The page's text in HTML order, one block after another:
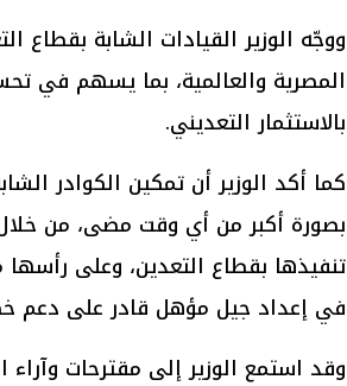
ووجّه الوزير القيادات الشابة بقطاع
المصرية والعالمية، بما يسهم في
بالاستثمار التعديني.
كما أكد الوزير أن تمكين الكوادر
بصورة أكبر من أي وقت مضى، من
تنفيذها بقطاع التعدين، وعلى
في إعداد جيل مؤهل قادر على دعم
وقد استمع الوزير إلى مقترحات وآراء